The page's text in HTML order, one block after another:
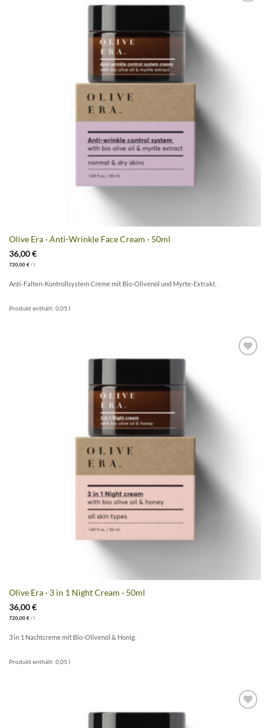
Olive Era · Anti-Wrinkle Face Cream · 50ml
36,00€
720,00 €/ l
Anti-Falten-Kontrollsystem Creme mit Bio-Olivenöl und Myrte-Extrakt.
Produkt enthält: 0,05 l
Olive Era · 3 in 1 Night Cream · 50ml
36,00€
720,00 €/ l
3 in 1 Nachtcreme mit Bio-Olivenöl & Honig.
Produkt enthält: 0,05 l